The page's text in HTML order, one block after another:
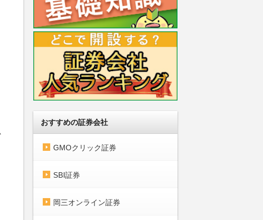
おすすめの証券会社
GMOクリック証券
SBI証券
岡三オンライン証券